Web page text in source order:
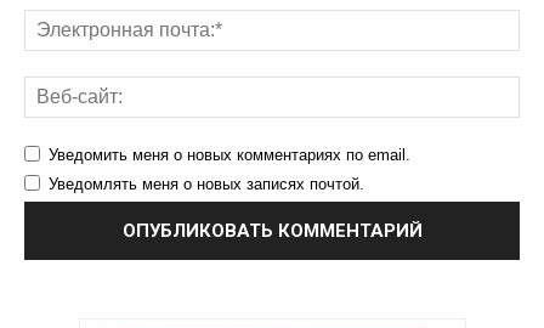
Уведомить меня о новых комментариях по email.
Уведомлять меня о новых записях почтой.